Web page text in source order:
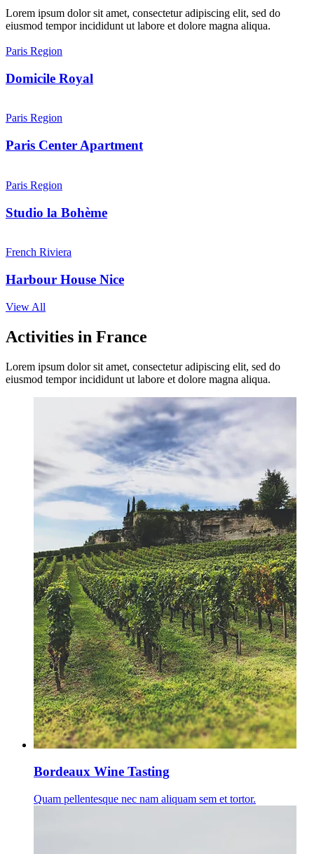
Lorem ipsum dolor sit amet, consectetur adipiscing elit, sed do
eiusmod tempor incididunt ut labore et dolore magna aliqua.
Paris Region
Domicile Royal
Paris Region
Paris Center Apartment
Paris Region
Studio la Bohème
French Riviera
Harbour House Nice
View All
Activities in France
Lorem ipsum dolor sit amet, consectetur adipiscing elit, sed do
eiusmod tempor incididunt ut labore et dolore magna aliqua.
Bordeaux Wine Tasting
Quam pellentesque nec nam aliquam sem et tortor.